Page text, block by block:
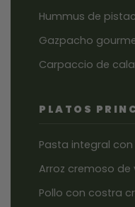
Hummus de
Gazpacho
Carpaccio de
PLATOS
Pasta integral
Arroz cremoso de
Pollo con costra